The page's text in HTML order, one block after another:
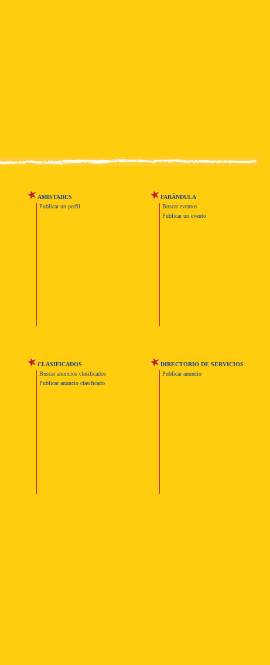
AMISTADES
Publicar un perfil
FARÁNDULA
Buscar eventos
Publicar un evento
CLASIFICADOS
Buscar anuncios clasificados
Publicar anuncio clasificado
DIRECTORIO DE SERVICIOS
Publicar anuncio